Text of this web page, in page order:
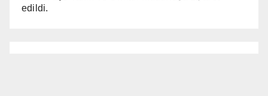
edildi.